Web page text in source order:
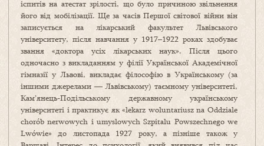
іспитів на атестат зрілості, що було причиною звільнення
його від мобілізації. Ще за часів Першої світової війни він
записується на лікарський факультет Львівського
університету, після навчання у 1917–1922 роках здобуває
звання «доктора усіх лікарських наук». Після цього
одночасно з викладанням у філії Української Академічної
гімназії у Львові, викладає філософію в Українському (за
іншими джерелами — Львівському) таємному університеті,
Кам’янець-Подільському державному українському
університеті і практикує як «lekarz woluntariusz na Oddziale
chorób nerwowych i umyslowych Szpitalu Powszechnego we
Lwówie» до листопада 1927 року, а пізніше також у